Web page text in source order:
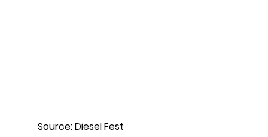
Source: Diesel Fest